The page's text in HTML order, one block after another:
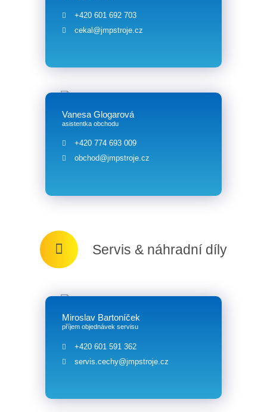
+420 601 692 703
cekal@jmpstroje.cz
Vanesa Glogarová
asistentka obchodu
+420 774 693 009
obchod@jmpstroje.cz
Servis & náhradní díly
Miroslav Bartoníček
příjem objednávek servisu
+420 601 591 362
servis.cechy@jmpstroje.cz